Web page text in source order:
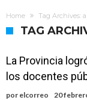
golosinas para
Vuelve el
Alerta
Home Tag Archives:
TAG
La Provincia
los docentes
por elcorreo 20